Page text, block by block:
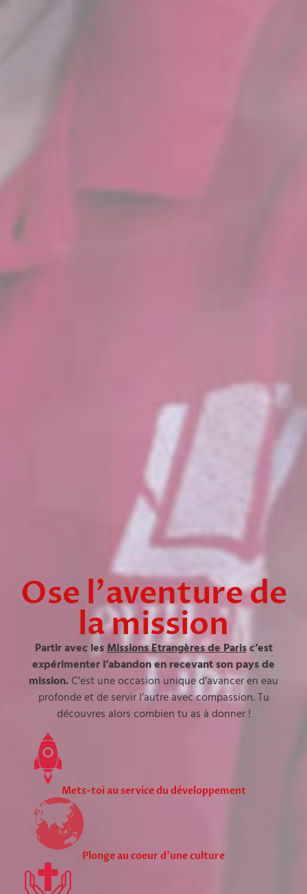
Ose l'aventure de
la mission
Partir avec les Missions Etrangères de Parisc’est
expérimenter l’abandon en recevant son pays de
mission.C’est une occasion unique d’avancer en eau
profonde et de servir l’autre avec compassion. Tu
découvres alors combien tu as à donner !
Mets-toi au service du développement
Plonge au coeur d'une culture